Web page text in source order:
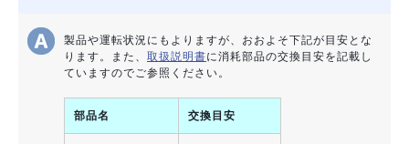
製品や運転状況にもよりますが、おおよそ下記が目安とな
ります。また、 取扱説明書に消耗部品の交換目安を記載し
ていますのでご参照ください。
部品名 交換目安